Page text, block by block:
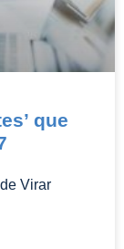
que
Virar